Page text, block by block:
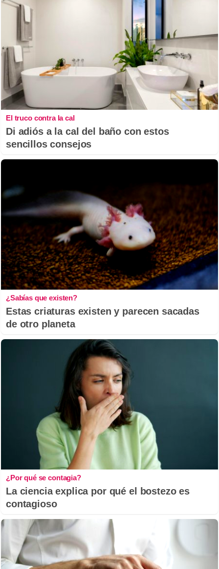
El truco contra la cal
Di adiós a la cal del baño con estos
sencillos consejos
¿Sabías que existen?
Estas criaturas existen y parecen sacadas
de otro planeta
¿Por qué se contagia?
La ciencia explica por qué el bostezo es
contagioso